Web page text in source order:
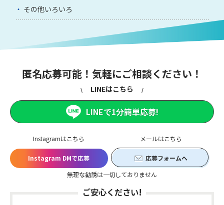
その他いろいろ
匿名応募可能！気軽にご相談ください！
Instagramはこちら
Instagram DMで応募
メールはこちら
応募フォームへ
無理な勧誘は一切しておりません
LINEはこちら
LINEで1分簡単応募!
ご安心ください!